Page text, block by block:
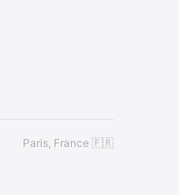
Paris, France 🇫🇷